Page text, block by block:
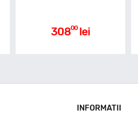
30800 lei
INFORMATII